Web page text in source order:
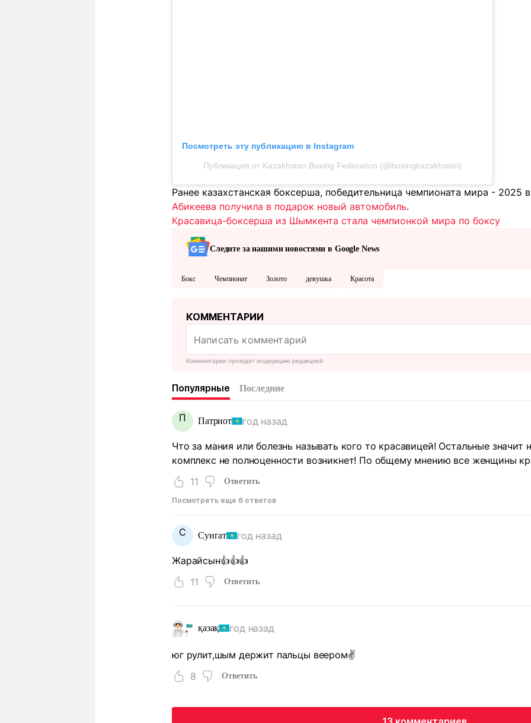
Посмотреть эту публикацию в Instagram
Публикация от Kazakhstan Boxing Federation (@boxingkazakhstan)
Ранее казахстанская боксерша, победительница чемпионата мира -
Абикеева получила в подарок новый автомобиль.
Красавица-боксерша из Шымкента стала чемпионкой мира по боксу
Следите за нашими новостями в Google News
Бокс Чемпионат Золото девушка Красота
КОММЕНТАРИИ
Комментарии проходят модерацию редакцией
Популярные Последние
П Патриот год назад
Что за мания или болезнь называть кого то красавицей! Остальные значит
комплекс не полноценности возникнет! По общему мнению все женщины
11
Ответить
Посмотреть еще 6 ответов
С Сунгат год назад
Жарайсын👍👍👍
11
Ответить
қазақ год назад
юг рулит,шым держит пальцы веером✌️
8
Ответить